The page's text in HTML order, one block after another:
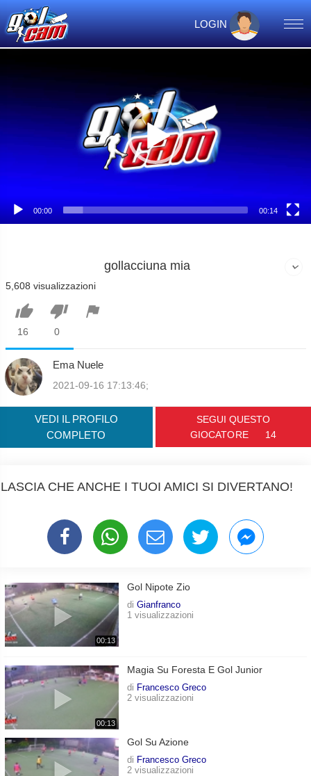
LOGIN
00:00 00:14
gollacciuna mia
5,608 visualizzazioni

16

0

Ema Nuele
2021-09-16 17:13:46;
VEDI IL PROFILO
COMPLETO
SEGUI QUESTO
GIOCATORE
14
LASCIA CHE ANCHE I TUOI AMICI SI DIVERTANO!
00:13
Gol Nipote Zio
di Gianfranco
1 visualizzazioni
00:13
Magia Su Foresta E Gol Junior
di Francesco Greco
2 visualizzazioni
Gol Su Azione
di Francesco Greco
2 visualizzazioni